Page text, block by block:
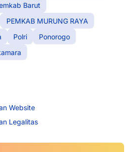
Barut
PEMKAB MURUNG RAYA
Polri
Ponorogo
Website
Legalitas